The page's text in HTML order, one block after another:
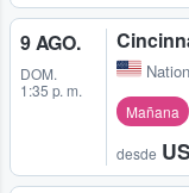
9 AGO.
DOM.
1:35 p. m.
Mañana
desde